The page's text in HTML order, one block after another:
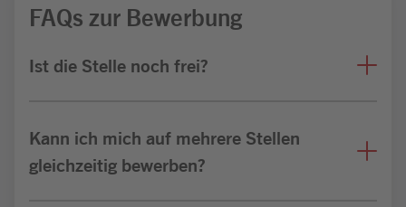
FAQs zur Bewerbung
Ist die Stelle noch frei?
Kann ich mich auf mehrere Stellen
gleichzeitig bewerben?